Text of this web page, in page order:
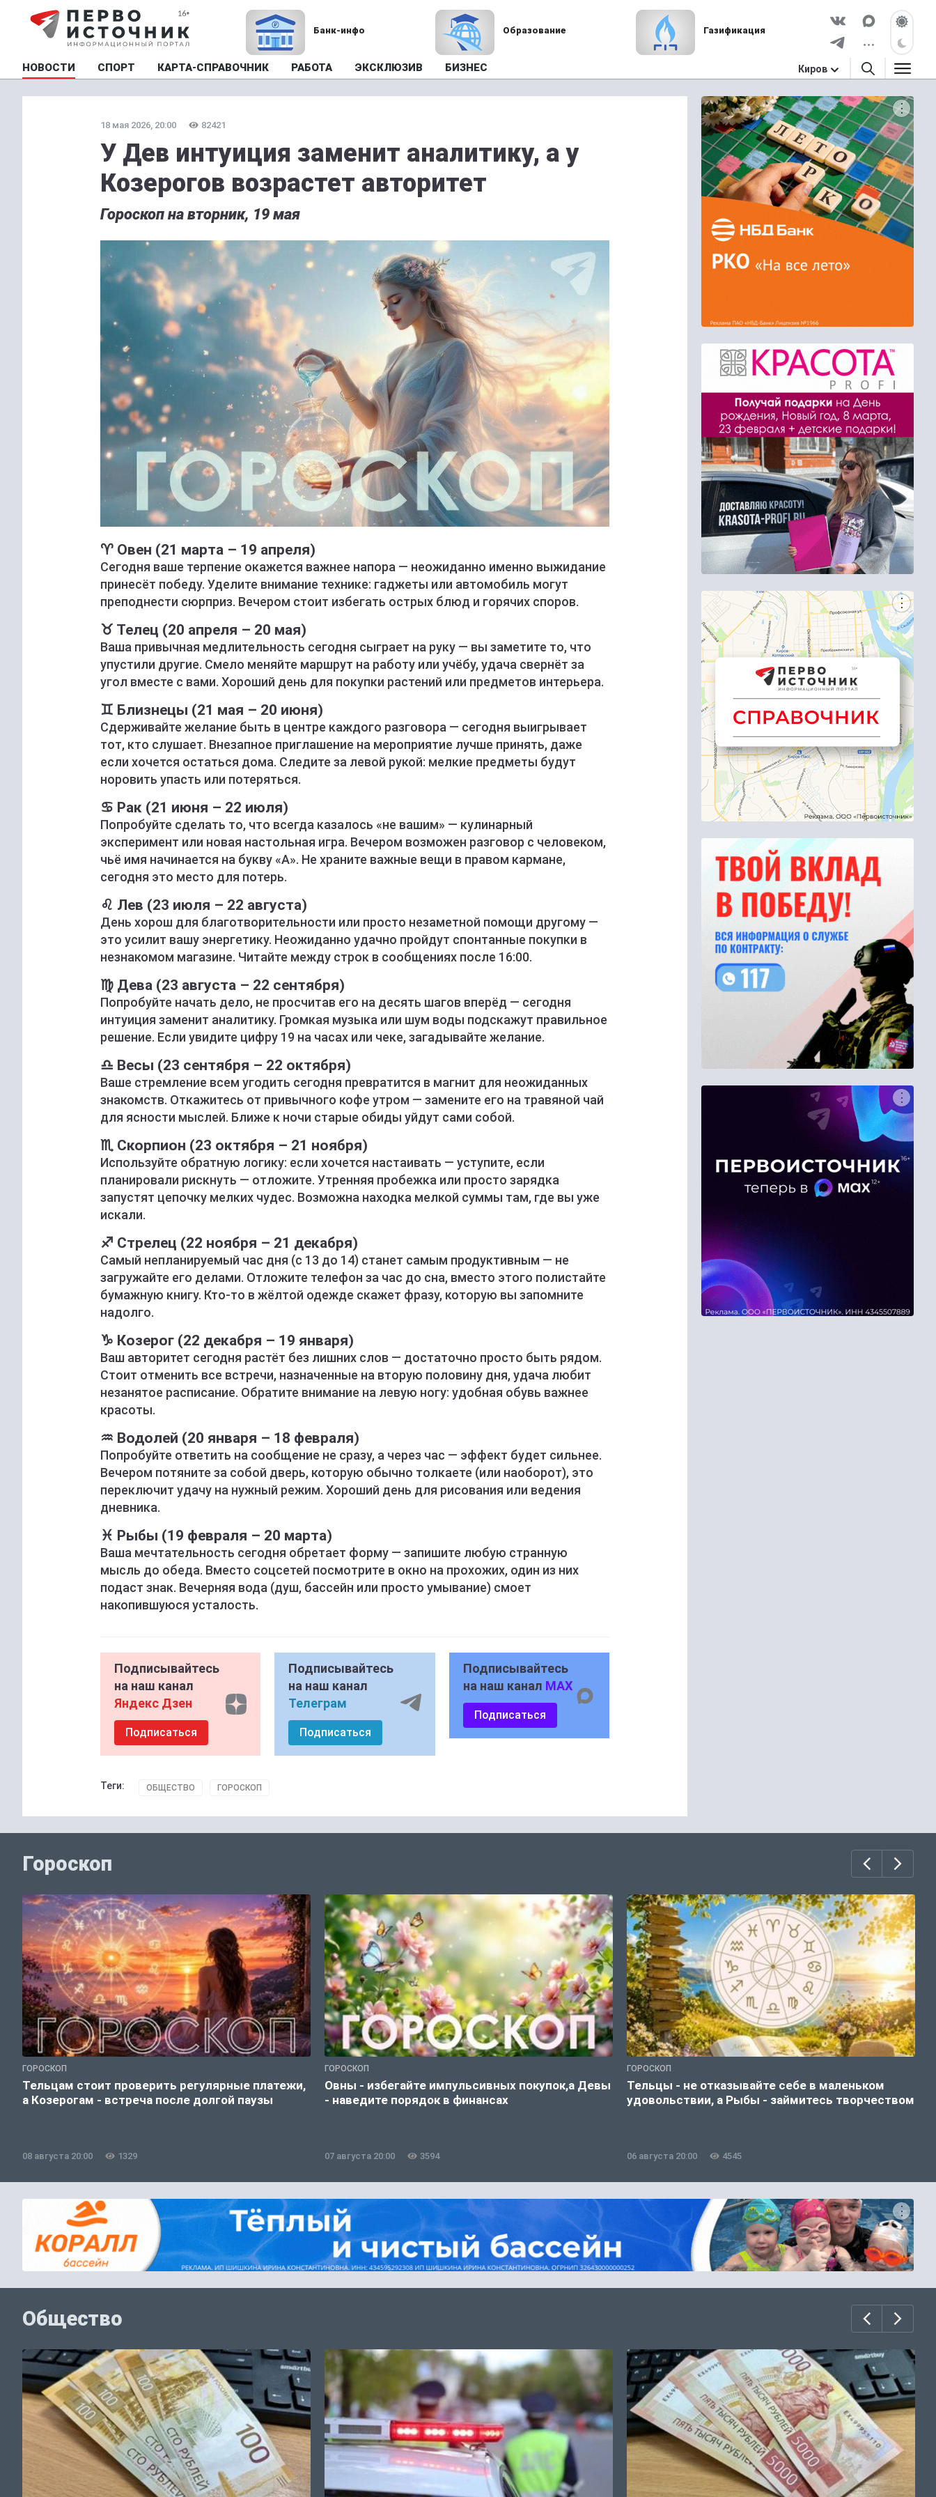
Банк-инфо Образование Газификация
НОВОСТИ СПОРТ КАРТА-СПРАВОЧНИК РАБОТА ЭКСКЛЮЗИВ БИЗНЕС Киров
18 мая 2026, 20:00 82421
У Дев интуиция заменит аналитику, а у
Козерогов возрастет авторитет
Гороскоп на вторник, 19 мая
♈ Овен (21 марта – 19 апреля)
Сегодня ваше терпение окажется важнее напора — неожиданно именно выжидание
принесёт победу. Уделите внимание технике: гаджеты или автомобиль могут
преподнести сюрприз. Вечером стоит избегать острых блюд и горячих споров.
♉ Телец (20 апреля – 20 мая)
Ваша привычная медлительность сегодня сыграет на руку — вы заметите то, что
упустили другие. Смело меняйте маршрут на работу или учёбу, удача свернёт за
угол вместе с вами. Хороший день для покупки растений или предметов интерьера.
♊ Близнецы (21 мая – 20 июня)
Сдерживайте желание быть в центре каждого разговора — сегодня выигрывает
тот, кто слушает. Внезапное приглашение на мероприятие лучше принять, даже
если хочется остаться дома. Следите за левой рукой: мелкие предметы будут
норовить упасть или потеряться.
♋ Рак (21 июня – 22 июля)
Попробуйте сделать то, что всегда казалось «не вашим» — кулинарный
эксперимент или новая настольная игра. Вечером возможен разговор с человеком,
чьё имя начинается на букву «А». Не храните важные вещи в правом кармане,
сегодня это место для потерь.
♌ Лев (23 июля – 22 августа)
День хорош для благотворительности или просто незаметной помощи другому —
это усилит вашу энергетику. Неожиданно удачно пройдут спонтанные покупки в
незнакомом магазине. Читайте между строк в сообщениях после 16:00.
♍ Дева (23 августа – 22 сентября)
Попробуйте начать дело, не просчитав его на десять шагов вперёд — сегодня
интуиция заменит аналитику. Громкая музыка или шум воды подскажут правильное
решение. Если увидите цифру 19 на часах или чеке, загадывайте желание.
♎ Весы (23 сентября – 22 октября)
Ваше стремление всем угодить сегодня превратится в магнит для неожиданных
знакомств. Откажитесь от привычного кофе утром — замените его на травяной чай
для ясности мыслей. Ближе к ночи старые обиды уйдут сами собой.
♏ Скорпион (23 октября – 21 ноября)
Используйте обратную логику: если хочется настаивать — уступите, если
планировали рискнуть — отложите. Утренняя пробежка или просто зарядка
запустят цепочку мелких чудес. Возможна находка мелкой суммы там, где вы уже
искали.
♐ Стрелец (22 ноября – 21 декабря)
Самый непланируемый час дня (с 13 до 14) станет самым продуктивным — не
загружайте его делами. Отложите телефон за час до сна, вместо этого полистайте
бумажную книгу. Кто-то в жёлтой одежде скажет фразу, которую вы запомните
надолго.
♑ Козерог (22 декабря – 19 января)
Ваш авторитет сегодня растёт без лишних слов — достаточно просто быть рядом.
Стоит отменить все встречи, назначенные на вторую половину дня, удача любит
незанятое расписание. Обратите внимание на левую ногу: удобная обувь важнее
красоты.
♒ Водолей (20 января – 18 февраля)
Попробуйте ответить на сообщение не сразу, а через час — эффект будет сильнее.
Вечером потяните за собой дверь, которую обычно толкаете (или наоборот), это
переключит удачу на нужный режим. Хороший день для рисования или ведения
дневника.
♓ Рыбы (19 февраля – 20 марта)
Ваша мечтательность сегодня обретает форму — запишите любую странную
мысль до обеда. Вместо соцсетей посмотрите в окно на прохожих, один из них
подаст знак. Вечерняя вода (душ, бассейн или просто умывание) смоет
накопившуюся усталость.
Подписывайтесь
на наш канал
Яндекс Дзен
Подписаться
Подписывайтесь
на наш канал
Телеграм
Подписаться
Подписывайтесь
на наш канал MAX
Подписаться
Теги: ОБЩЕСТВО ГОРОСКОП
Гороскоп
ГОРОСКОП
Тельцам стоит проверить регулярные платежи,
а Козерогам - встреча после долгой паузы
08 августа 20:00 1329
ГОРОСКОП
Овны - избегайте импульсивных покупок,а Девы
- наведите порядок в финансах
07 августа 20:00 3594
ГОРОСКОП
Тельцы - не отказывайте себе в маленьком
удовольствии, а Рыбы - займитесь творчеством
06 августа 20:00 4545
Общество